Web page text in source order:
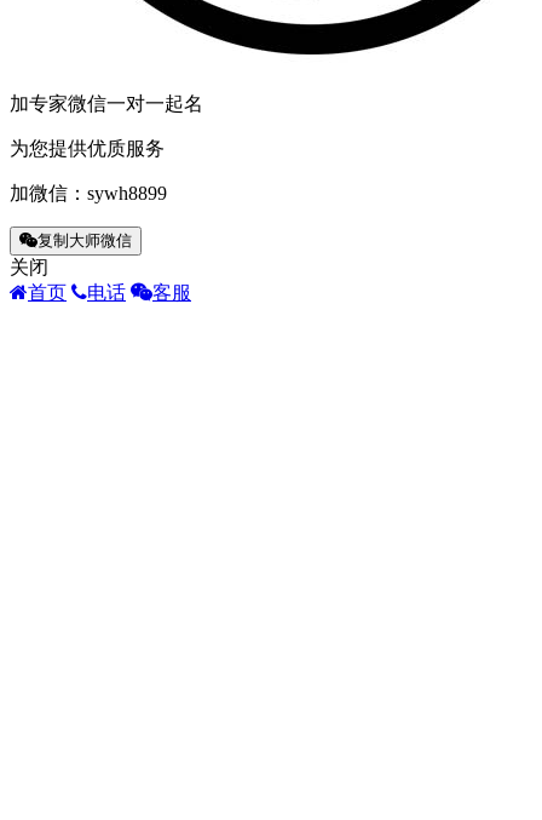
加专家微信一对一起名
为您提供优质服务
加微信： sywh8899
复制大师微信
关闭
首页
电话 客服